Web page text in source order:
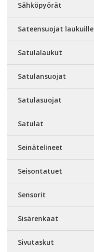
Sähköpyörät
Sateensuojat laukuille
Satulalaukut
Satulansuojat
Satulasuojat
Satulat
Seinätelineet
Seisontatuet
Sensorit
Sisärenkaat
Sivutaskut